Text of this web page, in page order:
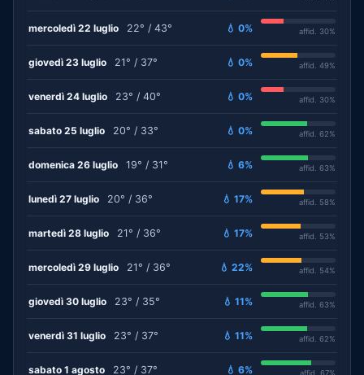
mercoledì 22 luglio 22° / 43° 💧 0% affid. 30%
giovedì 23 luglio 21° / 37° 💧 0% affid. 49%
venerdì 24 luglio 23° / 40° 💧 0% affid. 30%
sabato 25 luglio 20° / 33° 💧 0% affid. 62%
domenica 26 luglio 19° / 31° 💧 6% affid. 63%
lunedì 27 luglio 20° / 36° 💧 17% affid. 58%
martedì 28 luglio 21° / 36° 💧 17% affid. 53%
mercoledì 29 luglio 21° / 36° 💧 22% affid. 54%
giovedì 30 luglio 23° / 35° 💧 11% affid. 63%
venerdì 31 luglio 23° / 37° 💧 11% affid. 62%
sabato 1 agosto 23° / 37° 💧 6% affid. 67%